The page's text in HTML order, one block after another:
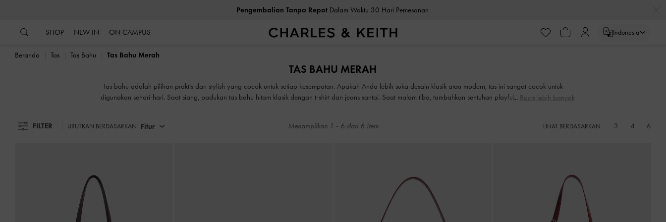
Pengembalian Tanpa RepotDalam Waktu 30 Hari Pemesanan
SHOP NEW IN ON CAMPUS Indonesia
Beranda Tas Tas Bahu Tas Bahu Merah
TAS BAHU MERAH
Tas bahu adalah pilihan praktis dan stylish yang cocok untuk setiap kesempatan. Apakah Anda lebih suka desain klasik atau modern, tas ini sangat cocok untuk
digunakan sehari-hari. Saat siang, padukan tas bahu hitam klasik dengan t-shirt dan jeans santai. Saat malam tiba, tambahkan sentuhan playful pada outfit Anda
Baca lebih banyak
FILTER URUTKAN BERDASARKAN Fitur Menampilkan 1 - 6 dari 6 Item LIHAT BERDASARKAN: 3 4 6